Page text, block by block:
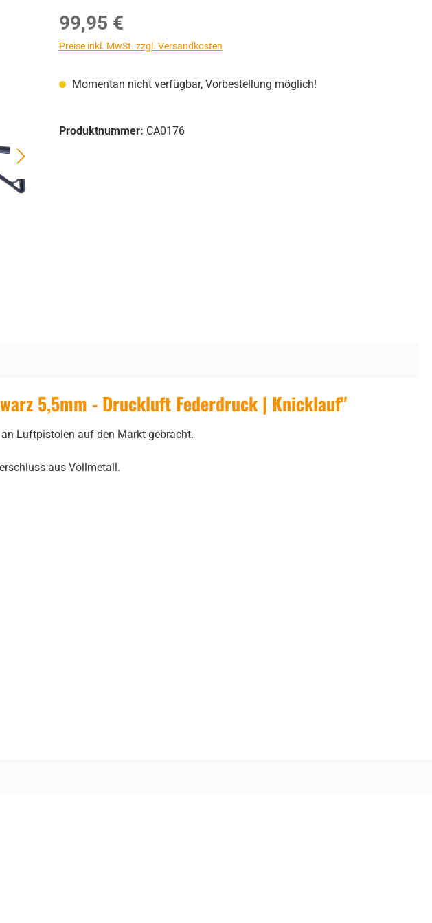
Regulärer Preis:
99,95 €
Preise inkl. MwSt. zzgl. Versandkosten
Momentan nicht verfügbar, Vorbestellung möglich!
Produktnummer: CA0176
5,5mm - Druckluft Federdruck | Knicklauf"
Luftpistolen auf den Markt gebracht.
aus Vollmetall.